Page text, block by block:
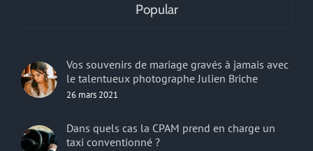
Popular
Vos souvenirs de mariage gravés à jamais avec
le talentueux photographe Julien Briche
26 mars 2021
Dans quels cas la CPAM prend en charge un
taxi conventionné ?